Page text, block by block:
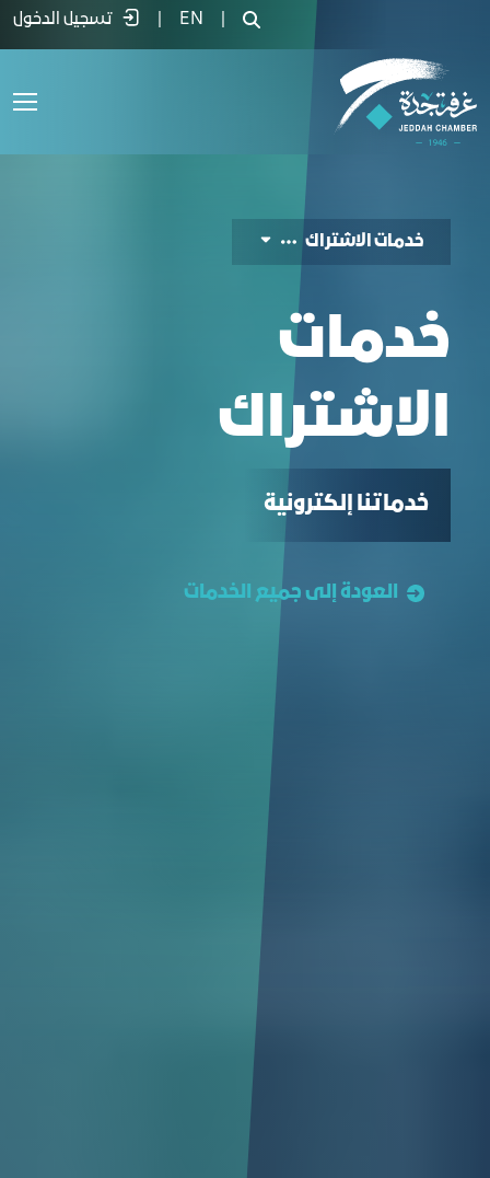
خدمات الاشتراك - غرفة جدة
EN تسجيل الدخول
خدمات الاشتراك
خدمات
الاشتراك
خدماتنا إلكترونية
العودة إلى جميع الخدمات